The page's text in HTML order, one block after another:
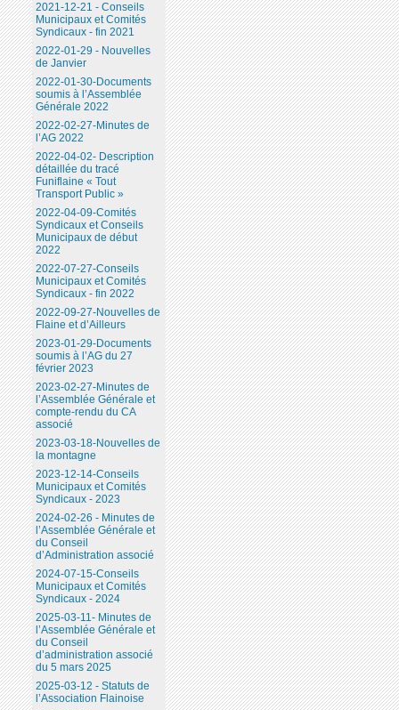
2021-12-21 - Conseils
Municipaux et Comités
Syndicaux - fin 2021
2022-01-29 - Nouvelles
de Janvier
2022-01-30-Documents
soumis à l’Assemblée
Générale 2022
2022-02-27-Minutes de
l’AG 2022
2022-04-02- Description
détaillée du tracé
Funiflaine « Tout
Transport Public »
2022-04-09-Comités
Syndicaux et Conseils
Municipaux de début
2022
2022-07-27-Conseils
Municipaux et Comités
Syndicaux - fin 2022
2022-09-27-Nouvelles de
Flaine et d’Ailleurs
2023-01-29-Documents
soumis à l’AG du 27
février 2023
2023-02-27-Minutes de
l’Assemblée Générale et
compte-rendu du CA
associé
2023-03-18-Nouvelles de
la montagne
2023-12-14-Conseils
Municipaux et Comités
Syndicaux - 2023
2024-02-26 - Minutes de
l’Assemblée Générale et
du Conseil
d’Administration associé
2024-07-15-Conseils
Municipaux et Comités
Syndicaux - 2024
2025-03-11- Minutes de
l’Assemblée Générale et
du Conseil
d’administration associé
du 5 mars 2025
2025-03-12 - Statuts de
l’Association Flainoise